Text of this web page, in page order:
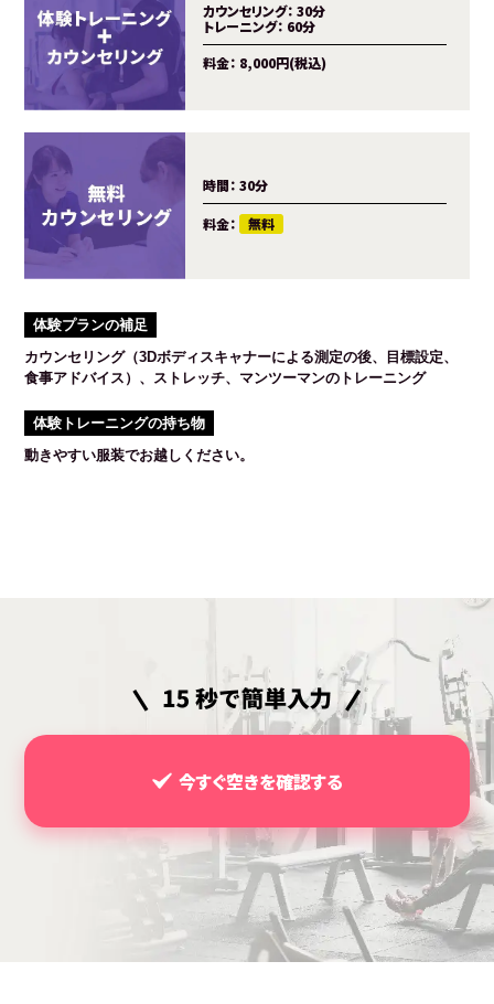
カウンセリング： 30分
トレーニング： 60分
料金： 8,000円(税込)
時間： 30分
料金： 無料
体験プランの補足
カウンセリング（3Dボディスキャナーによる測定の後、目標設定、
食事アドバイス）、ストレッチ、マンツーマンのトレーニング
体験トレーニングの持ち物
動きやすい服装でお越しください。
今すぐ空きを確認する